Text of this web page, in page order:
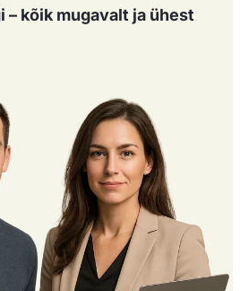
kõik mugavalt ja ühest